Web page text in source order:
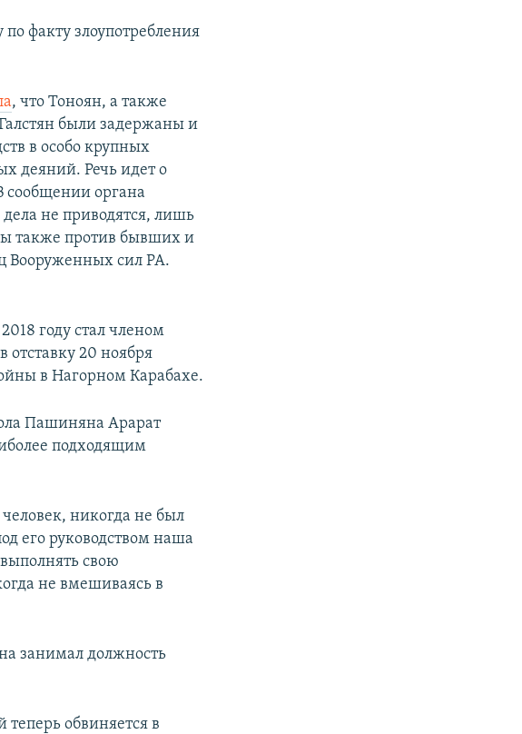
факту злоупотребления
, что Тоноян, а также
были задержаны и
в особо крупных
деяний. Речь идет о
сообщении органа
дела не приводятся, лишь
также против бывших и
Вооруженных сил РА.
году стал членом
20 ноября
в Нагорном Карабахе.
Пашиняна Арарат
подходящим
никогда не был
его руководством наша
свою
не вмешиваясь в
занимал должность
обвиняется в